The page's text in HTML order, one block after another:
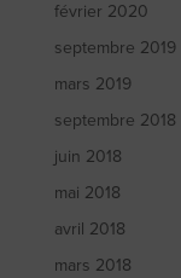
février 2020
septembre 2019
mars 2019
septembre 2018
juin 2018
mai 2018
avril 2018
mars 2018